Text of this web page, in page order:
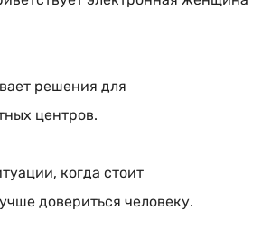
решения для
центров.
когда стоит
довериться человеку.